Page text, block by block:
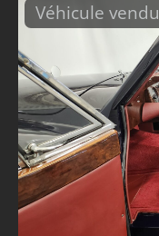
Véhicule vendu